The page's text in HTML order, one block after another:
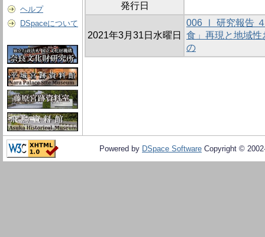
ヘルプ
DSpaceについて
発行日
2021年3月31日水曜日
006 Ⅰ 研究報告
食」再現と地域
の
Powered by DSpace Software Copyright ©